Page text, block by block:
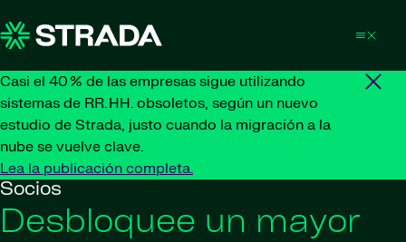
Casi el 40 % de las empresas sigue utilizando
sistemas de RR. HH. obsoletos, según un nuevo
estudio de Strada, justo cuando la migración a la
nube se vuelve clave.
Lea la publicación completa.
Socios
Desbloquee un mayor